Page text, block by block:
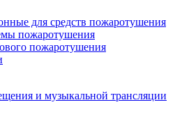
для средств пожаротушения
пожаротушения
пожаротушения
и музыкальной трансляции